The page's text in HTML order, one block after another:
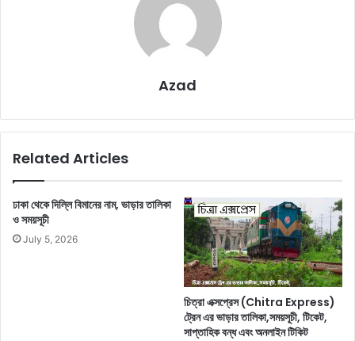
Azad
Related Articles
ঢাকা থেকে দিল্লি বিমানের নাম, ভাড়ার তালিকা
ও সময়সূচী
July 5, 2026
চিত্রা এক্সপ্রেস (Chitra Express)
ট্রেন এর ভাড়ার তালিকা,সময়সূচী, টিকেট,
সাপ্তাহিক বন্ধ এবং অনলাইন টিকিট